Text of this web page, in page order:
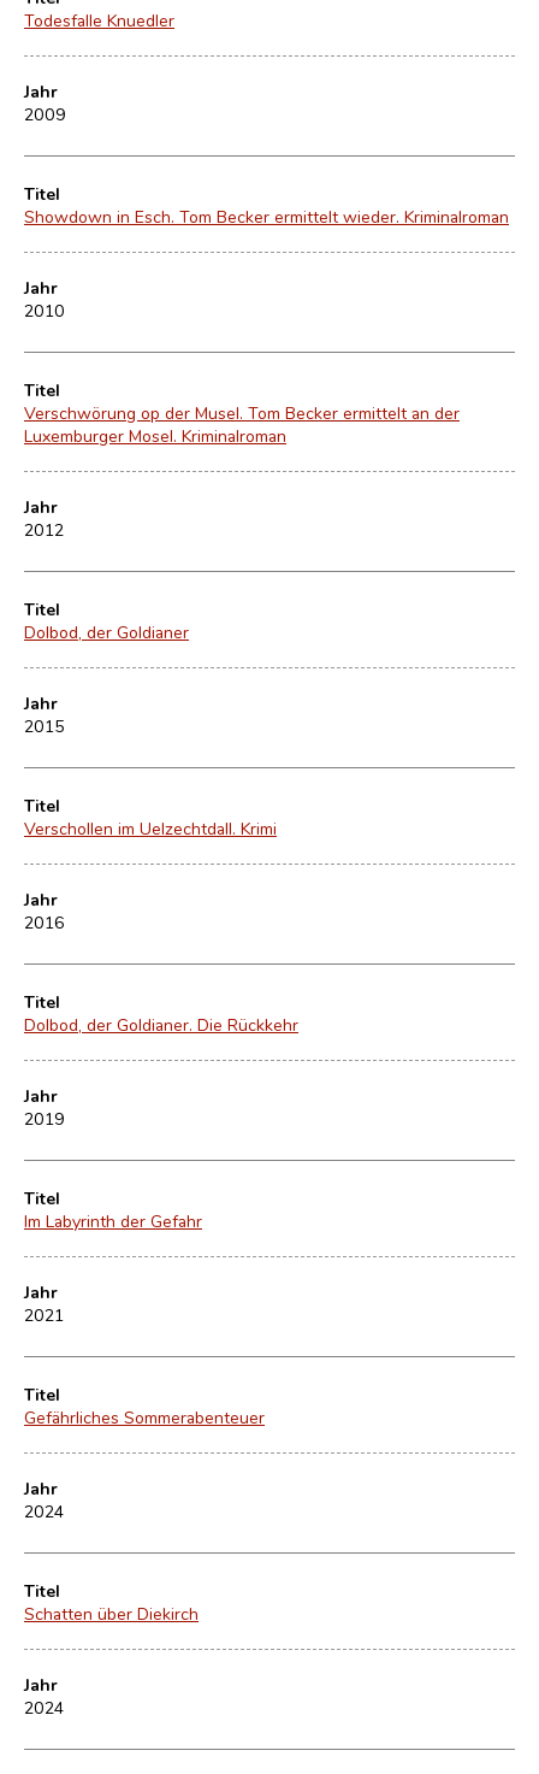
Todesfalle Knuedler
Jahr
2009
Titel
Showdown in Esch. Tom Becker ermittelt wieder. Kriminalroman
Jahr
2010
Titel
Verschwörung op der Musel. Tom Becker ermittelt an der
Luxemburger Mosel. Kriminalroman
Jahr
2012
Titel
Dolbod, der Goldianer
Jahr
2015
Titel
Verschollen im Uelzechtdall. Krimi
Jahr
2016
Titel
Dolbod, der Goldianer. Die Rückkehr
Jahr
2019
Titel
Im Labyrinth der Gefahr
Jahr
2021
Titel
Gefährliches Sommerabenteuer
Jahr
2024
Titel
Schatten über Diekirch
Jahr
2024